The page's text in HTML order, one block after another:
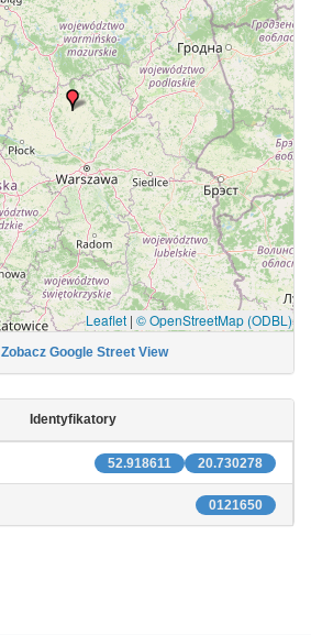
Leaflet | © OpenStreetMap (ODBL)
Zobacz Google Street View
Identyfikatory
20.730278
52.918611
0121650